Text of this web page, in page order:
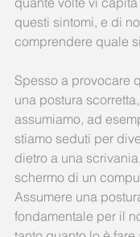
questi sintomi, e di
comprendere quale
Spesso a provocare
una postura
assumiamo, ad
stiamo seduti per
dietro a una
schermo di un
Assumere una
fondamentale per il